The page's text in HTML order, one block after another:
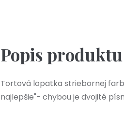
Popis produktu
Tortová lopatka striebornej
najlepšie"- chybou je dvojité